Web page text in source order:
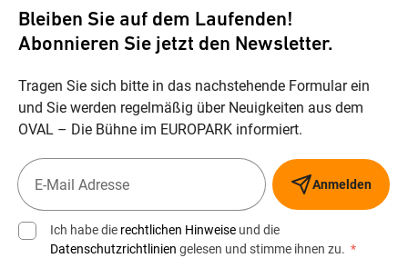
Bleiben Sie auf dem Laufenden!
Abonnieren Sie jetzt den Newsletter.
Tragen Sie sich bitte in das nachstehende Formular ein
und Sie werden regelmäßig über Neuigkeiten aus dem
OVAL – Die Bühne im EUROPARK informiert.
Anmelden
Ich habe die rechtlichen Hinweise und die
Datenschutzrichtlinien gelesen und stimme ihnen zu. *